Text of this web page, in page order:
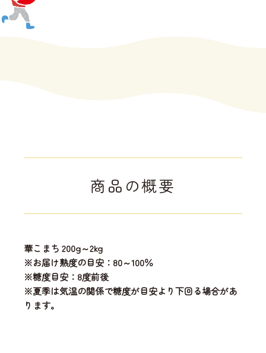
商品の概要
華こまち 200g～2kg
※お届け熟度の目安：80～100％
※糖度目安：8度前後
※夏季は気温の関係で糖度が目安より下回る場合があ
ります。